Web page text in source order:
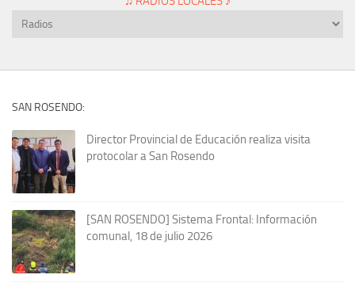
SAN ROSENDO:
Director Provincial de Educación realiza visita
protocolar a San Rosendo
[SAN ROSENDO] Sistema Frontal: Información
comunal, 18 de julio 2026